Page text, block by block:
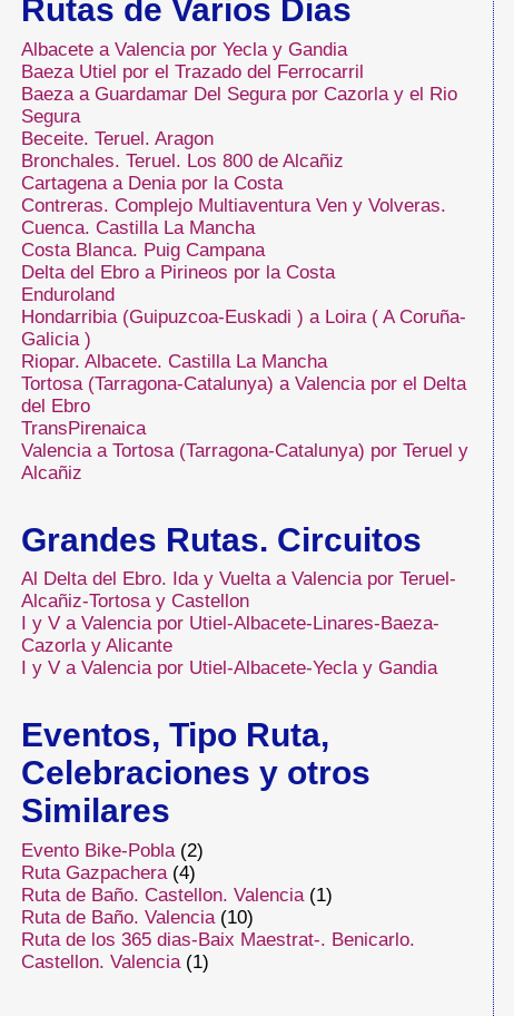
Rutas de Varios Dias
Albacete a Valencia por Yecla y Gandia
Baeza Utiel por el Trazado del Ferrocarril
Baeza a Guardamar Del Segura por Cazorla y el Rio
Segura
Beceite. Teruel. Aragon
Bronchales. Teruel. Los 800 de Alcañiz
Cartagena a Denia por la Costa
Contreras. Complejo Multiaventura Ven y Volveras.
Cuenca. Castilla La Mancha
Costa Blanca. Puig Campana
Delta del Ebro a Pirineos por la Costa
Enduroland
Hondarribia (Guipuzcoa-Euskadi ) a Loira ( A Coruña-
Galicia )
Riopar. Albacete. Castilla La Mancha
Tortosa (Tarragona-Catalunya) a Valencia por el Delta
del Ebro
TransPirenaica
Valencia a Tortosa (Tarragona-Catalunya) por Teruel y
Alcañiz
Grandes Rutas. Circuitos
Al Delta del Ebro. Ida y Vuelta a Valencia por Teruel-
Alcañiz-Tortosa y Castellon
I y V a Valencia por Utiel-Albacete-Linares-Baeza-
Cazorla y Alicante
I y V a Valencia por Utiel-Albacete-Yecla y Gandia
Eventos, Tipo Ruta,
Celebraciones y otros
Similares
Evento Bike-Pobla (2)
Ruta Gazpachera (4)
Ruta de Baño. Castellon. Valencia (1)
Ruta de Baño. Valencia (10)
Ruta de los 365 dias-Baix Maestrat-. Benicarlo.
Castellon. Valencia (1)